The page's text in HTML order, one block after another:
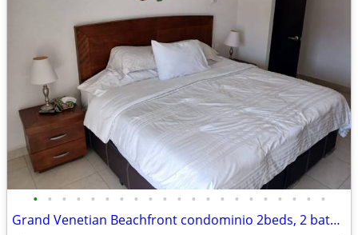
• • • • • • • • • • • • • • • • • • • • •
Grand Venetian Beachfront condominio 2beds, 2 baths,